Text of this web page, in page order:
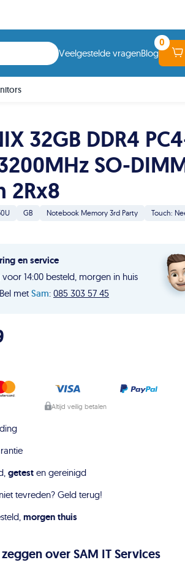
Veelgestelde vragenBlog
0
32GB DDR4
SO-
2Rx8
GB Notebook Memory 3rd Party Touch:
en service
14:00 besteld, morgen in huis
met Sam: 085 303 57 45
Altijd veilig betalen
getesten gereinigd
tevreden? Geld terug!
morgen thuis
over SAM IT Services